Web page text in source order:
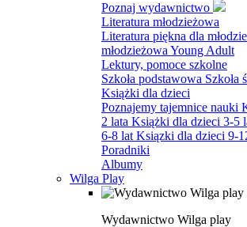
Poznaj wydawnictwo
Literatura młodzieżowa
Literatura piękna dla
młodzieżowa Young Adult
Lektury, pomoce szkolne
Szkoła podstawowa Szkoła
Książki dla dzieci
Poznajemy tajemnice nauki
2 lata Książki dla dzieci 3-5
6-8 lat Ksiązki dla dzieci 9-
Poradniki
Albumy
Wilga Play
Wydawnictwo Wilga play